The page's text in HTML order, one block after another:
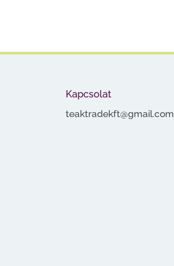
Kapcsolat
teaktradekft@gmail.com